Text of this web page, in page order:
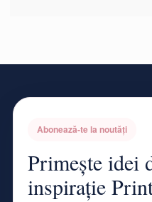
Abonează-te la noutăți
Primește idei
inspirație